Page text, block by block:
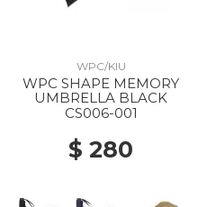
WPC/KIU
WPC SHAPE MEMORY
UMBRELLA BLACK
CS006-001
$ 280